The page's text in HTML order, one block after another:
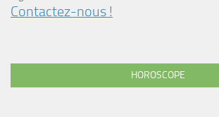
Contactez-nous !
HOROSCOPE